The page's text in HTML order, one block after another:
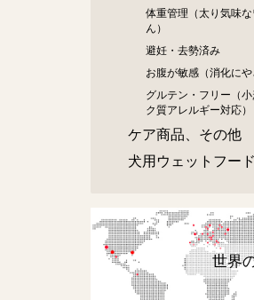
体重管理（太り気味
ん）
避妊・去勢済み
お腹が敏感（消化にや
グルテン・フリー（
ク質アレルギー対応）
ケア商品、その他
犬用ウェットフード
世界